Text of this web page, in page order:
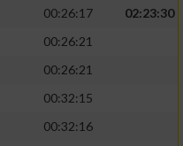
00:26:17
02:23:30
00:26:21
00:26:21
00:32:15
00:32:16